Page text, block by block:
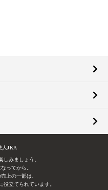
人JKA
しみましょう。
ってから。
上の一部は、
役立てられています。